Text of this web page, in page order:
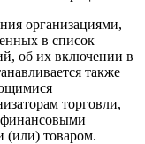
организациями,
в список
об их включении в
также
торговли,
финансовыми
(или) товаром.